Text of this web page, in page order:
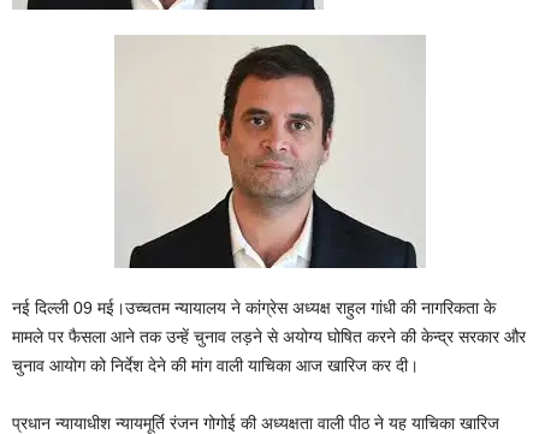
नई दिल्ली 09 मई।उच्‍चतम न्‍यायालय ने कांग्रेस अध्‍यक्ष राहुल गांधी की नागरिकता के
मामले पर फैसला आने तक उन्‍हें चुनाव लड़ने से अयोग्‍य घोषित करने की केन्‍द्र सरकार और
चुनाव आयोग को निर्देश देने की मांग वाली याचिका आज खारिज कर दी।
प्रधान न्‍यायाधीश न्‍यायमूर्ति रंजन गोगोई की अध्‍यक्षता वाली पीठ ने यह याचिका खारिज